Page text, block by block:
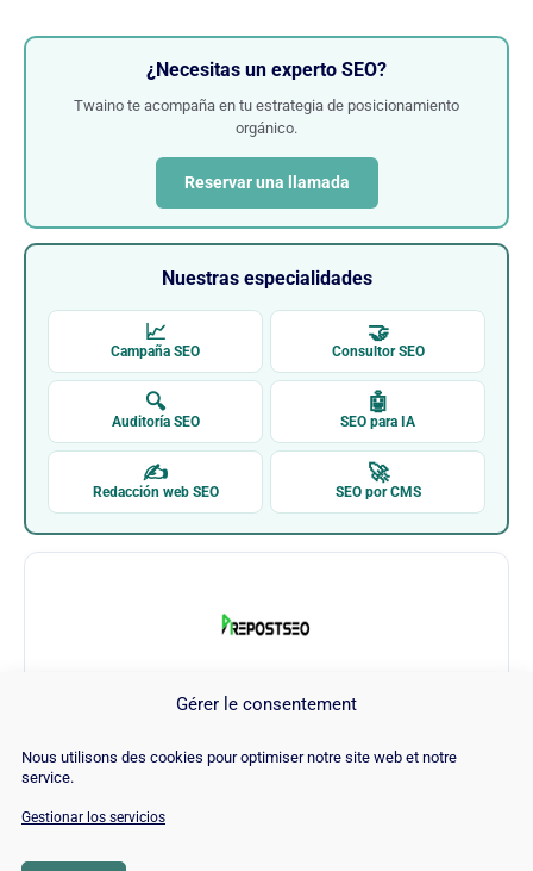
Gérer le consentement
Nous utilisons des cookies pour optimiser notre site web et notre
service.
Gestionar los servicios
¿Necesitas un experto SEO?
Twaino te acompaña en tu estrategia de posicionamiento
orgánico.
Reservar una llamada
Nuestras especialidades
📈
Campaña SEO
🤝
Consultor SEO
🔍
Auditoría SEO
🤖
SEO para IA
✍
Redacción web SEO
🚀
SEO por CMS